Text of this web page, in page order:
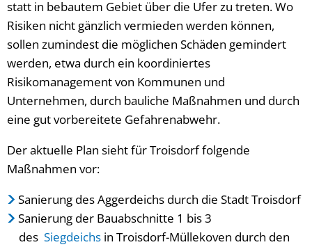
statt in bebautem Gebiet über die Ufer zu treten. Wo
Risiken nicht gänzlich vermieden werden können,
sollen zumindest die möglichen Schäden gemindert
werden, etwa durch ein koordiniertes
Risikomanagement von Kommunen und
Unternehmen, durch bauliche Maßnahmen und durch
eine gut vorbereitete Gefahrenabwehr.
Der aktuelle Plan sieht für Troisdorf folgende
Maßnahmen vor:
Sanierung des Aggerdeichs durch die Stadt Troisdorf
Sanierung der Bauabschnitte 1 bis 3
des Siegdeichs in Troisdorf-Müllekoven durch den